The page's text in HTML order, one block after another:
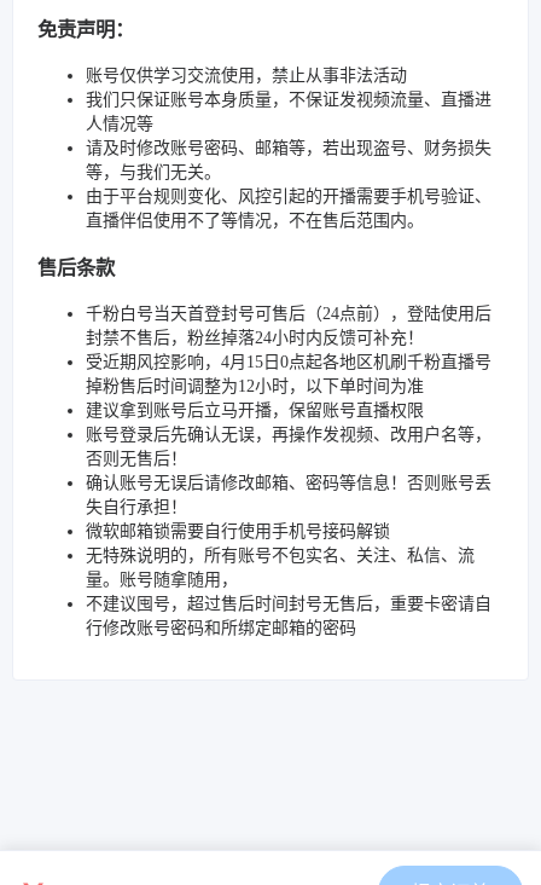
免责声明：
账号仅供学习交流使用，禁止从事非法活动
我们只保证账号本身质量，不保证发视频流量、直播进
人情况等
请及时修改账号密码、邮箱等，若出现盗号、财务损失
等，与我们无关。
由于平台规则变化、风控引起的开播需要手机号验证、
直播伴侣使用不了等情况，不在售后范围内。
售后条款
千粉白号当天首登封号可售后（24点前），登陆使用后
封禁不售后，粉丝掉落24小时内反馈可补充！
受近期风控影响，4月15日0点起各地区机刷千粉直播号
掉粉售后时间调整为12小时，以下单时间为准
建议拿到账号后立马开播，保留账号直播权限
账号登录后先确认无误，再操作发视频、改用户名等，
否则无售后！
确认账号无误后请修改邮箱、密码等信息！否则账号丢
失自行承担！
微软邮箱锁需要自行使用手机号接码解锁
无特殊说明的，所有账号不包实名、关注、私信、流
量。账号随拿随用，
不建议囤号，超过售后时间封号无售后，重要卡密请自
行修改账号密码和所绑定邮箱的密码